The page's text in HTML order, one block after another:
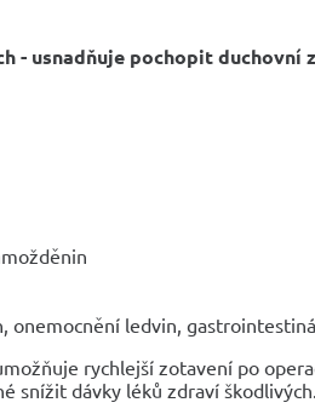
- usnadňuje pochopit duchovní
onemocnění ledvin,
rychlejší zotavení po
snížit dávky léků zdraví škodlivých.